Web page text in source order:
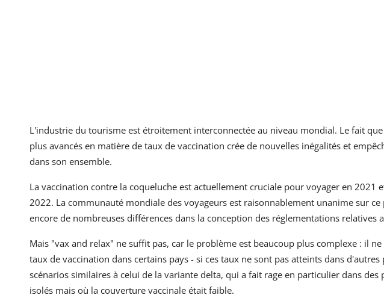
L'industrie du tourisme est étroitement interconnectée au niveau mondial. Le fait
plus avancés en matière de taux de vaccination crée de nouvelles inégalités et
dans son ensemble.
La vaccination contre la coqueluche est actuellement cruciale pour voyager en 2021
2022. La communauté mondiale des voyageurs est raisonnablement unanime sur
encore de nombreuses différences dans la conception des réglementations relatives
Mais "vax and relax" ne suffit pas, car le problème est beaucoup plus complexe : il
taux de vaccination dans certains pays - si ces taux ne sont pas atteints dans
scénarios similaires à celui de la variante delta, qui a fait rage en particulier dans
isolés mais où la couverture vaccinale était faible.